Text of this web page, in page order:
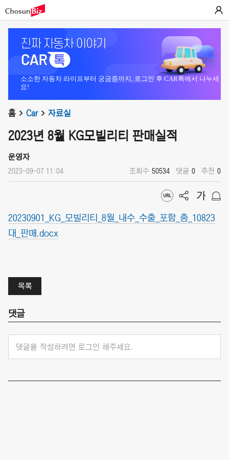
소소한 자동차 라이프부터 궁금증까지, 로그인 후 CAR톡에서 나누세
요!
홈 Car 자료실
2023년 8월 KG모빌리티 판매실적
운영자
2023-09-07 11:04 조회수 50534 댓글 0 추천 0
20230901_KG_모빌리티_8월_내수_수출_포함_총_10823
대_판매.docx
목록
댓글
댓글을 작성하려면 로그인 해주세요.